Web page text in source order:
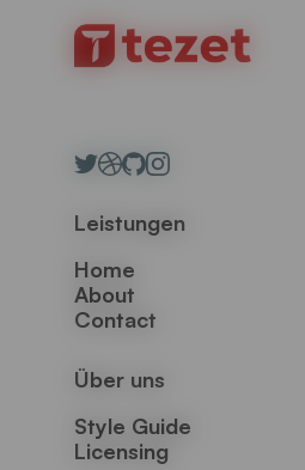
Leistungen
Home
About
Contact
Über uns
Style Guide
Licensing